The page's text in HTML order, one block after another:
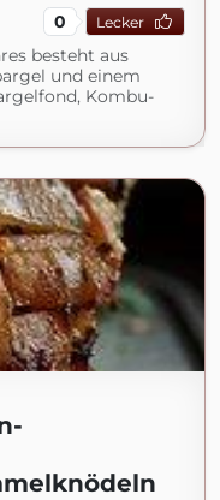
0 Lecker
besteht aus
und einem
Kombu-